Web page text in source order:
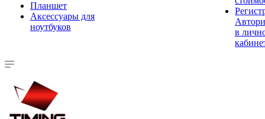
Планшет
Аксессуары для
ноутбуков
в